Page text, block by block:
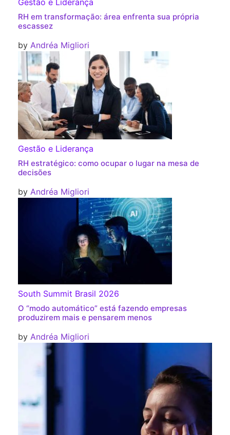
RH em transformação: área enfrenta sua própria
escassez
by Andréa Migliori
Gestão e Liderança
RH estratégico: como ocupar o lugar na mesa de
decisões
by Andréa Migliori
South Summit Brasil 2026
O “modo automático” está fazendo empresas
produzirem mais e pensarem menos
by Andréa Migliori